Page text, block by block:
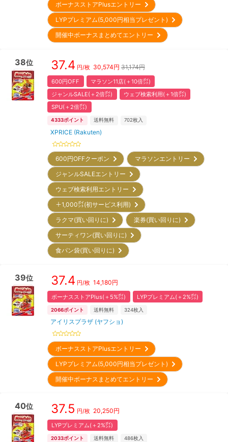
ボーナスストアPlusエントリー
LYPプレミアム(5,000円相当プレゼント)
開催中ボーナスまとめてエントリー
38位 37.4 円/枚 30,574円 31,174円
600円OFF
マラソン11店(＋10倍㌽)
ジャンルSALE(＋2倍㌽)
ウェブ検索利用(＋1倍㌽)
SPU(＋2倍㌽)
4333ポイント 送料無料 702枚入
XPRICE (Rakuten)
600円OFFクーポン
マラソンエントリー
ジャンルSALEエントリー
ウェブ検索利用エントリー
＋1,000㌽(初サービス利用)
ラクマ(買い回りに)
楽券(買い回りに)
サーティワン(買い回りに)
食パン袋(買い回りに)
39位 37.4 円/枚 14,180円
ボーナスストアPlus(＋5%㌽) LYPプレミアム(＋2%㌽)
2066ポイント 送料無料 324枚入
アイリスプラザ (ヤフショ)
ボーナスストアPlusエントリー
LYPプレミアム(5,000円相当プレゼント)
開催中ボーナスまとめてエントリー
40位 37.5 円/枚 20,250円
LYPプレミアム(＋2%㌽)
2033ポイント 送料無料 486枚入